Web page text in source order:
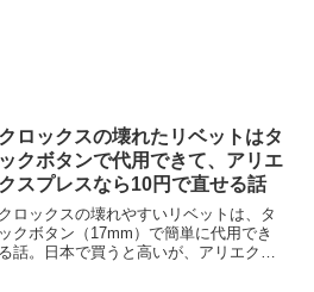
クロックスの壊れたリベットはタ
ックボタンで代用できて、アリエ
クスプレスなら10円で直せる話
クロックスの壊れやすいリベットは、タ
ックボタン（17mm）で簡単に代用でき
る話。日本で買うと高いが、アリエクス